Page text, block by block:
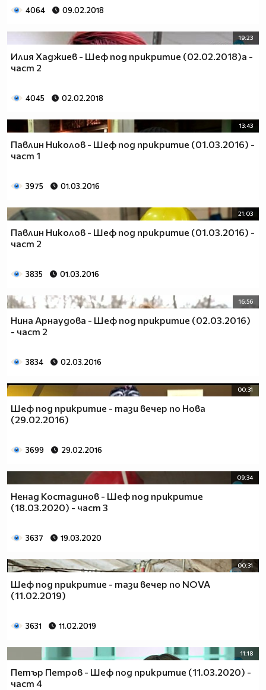
4064 09.02.2018
19:23
Илия Хаджиев - Шеф под прикритие (02.02.2018)a -
част 2
4045 02.02.2018
13:43
Павлин Николов - Шеф под прикритие (01.03.2016) -
част 1
3975 01.03.2016
21:03
Павлин Николов - Шеф под прикритие (01.03.2016) -
част 2
3835 01.03.2016
16:56
Нина Арнаудова - Шеф под прикритие (02.03.2016)
- част 2
3834 02.03.2016
00:31
Шеф под прикритие - тази вечер по Нова
(29.02.2016)
3699 29.02.2016
09:34
Ненад Костадинов - Шеф под прикритие
(18.03.2020) - част 3
3637 19.03.2020
00:31
Шеф под прикритие - тази вечер по NOVA
(11.02.2019)
3631 11.02.2019
11:18
Петър Петров - Шеф под прикритие (11.03.2020) -
част 4